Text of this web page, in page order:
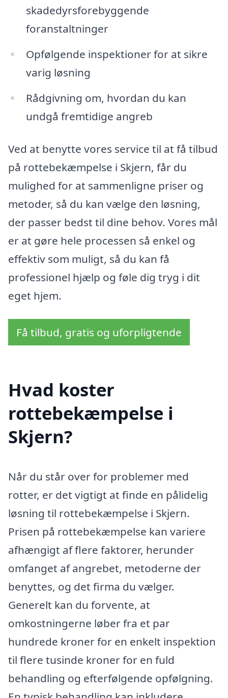
skadedyrsforebyggende
foranstaltninger
Opfølgende inspektioner for at sikre
varig løsning
Rådgivning om, hvordan du kan
undgå fremtidige angreb
Ved at benytte vores service til at få tilbud
på rottebekæmpelse i Skjern, får du
mulighed for at sammenligne priser og
metoder, så du kan vælge den løsning,
der passer bedst til dine behov. Vores mål
er at gøre hele processen så enkel og
effektiv som muligt, så du kan få
professionel hjælp og føle dig tryg i dit
eget hjem.
Få tilbud, gratis og uforpligtende
Hvad koster
rottebekæmpelse i
Skjern?
Når du står over for problemer med
rotter, er det vigtigt at finde en pålidelig
løsning til rottebekæmpelse i Skjern.
Prisen på rottebekæmpelse kan variere
afhængigt af flere faktorer, herunder
omfanget af angrebet, metoderne der
benyttes, og det firma du vælger.
Generelt kan du forvente, at
omkostningerne løber fra et par
hundrede kroner for en enkelt inspektion
til flere tusinde kroner for en fuld
behandling og efterfølgende opfølgning.